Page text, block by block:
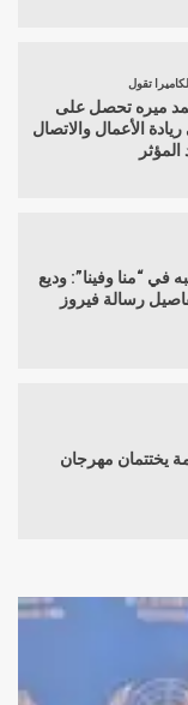
الكاميرا تقول
ميره تحصل على
الأعمال والاتصال
“منا وفينا”: وديع
رسالة فيروز
يختتمان مهرجان